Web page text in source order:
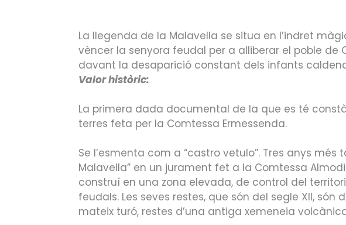
La llegenda de la Malavella se situa en l’indret
vèncer la senyora feudal per a alliberar el poble
davant la desaparició constant dels infants
Valor històric:
La primera dada documental de la que es té
terres feta per la Comtessa Ermessenda.
Se l’esmenta com a “castro vetulo”. Tres anys
Malavella” en un jurament fet a la Comtessa
construí en una zona elevada, de control del
feudals. Les seves restes, que són del segle XII,
mateix turó, restes d’una antiga xemeneia